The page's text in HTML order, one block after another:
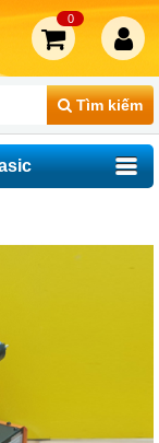
Tìm kiếm
0